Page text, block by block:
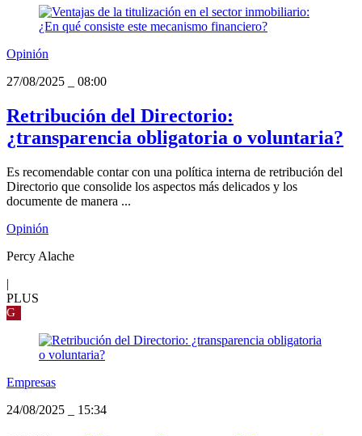
Opinión
27/08/2025
08:00
Retribución del Directorio:
¿transparencia obligatoria o voluntaria?
Es recomendable contar con una política interna de retribución del
Directorio que consolide los aspectos más delicados y los
documente de manera ...
Opinión
Percy Alache
|
PLUS
G
Empresas
24/08/2025
15:34